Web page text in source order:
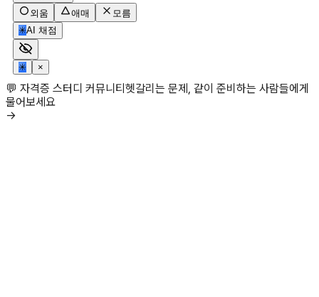
외움
애매
모름
✳AI 채점
✳ ×
💬 자격증 스터디 커뮤니티헷갈리는 문제, 같이 준비하는 사람들에게
물어보세요
→